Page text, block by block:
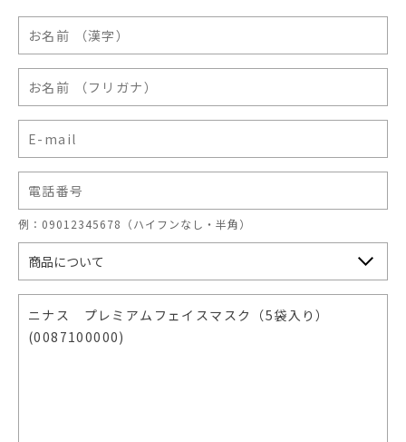
例：09012345678（ハイフンなし・半角）